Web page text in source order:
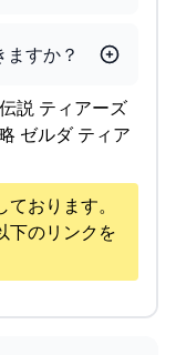
すか？
説 ティアーズ
ゼルダ ティア
おります。
下のリンクを